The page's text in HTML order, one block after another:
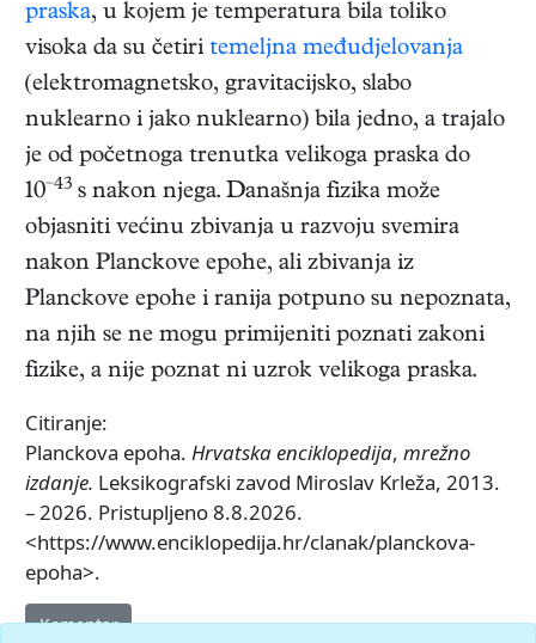
praska, u kojem je temperatura bila toliko
visoka da su četiri temeljna međudjelovanja
(elektromagnetsko, gravitacijsko, slabo
nuklearno i jako nuklearno) bila jedno, a trajalo
je od početnoga trenutka velikoga praska do
10−43 s nakon njega. Današnja fizika može
objasniti većinu zbivanja u razvoju svemira
nakon Planckove epohe, ali zbivanja iz
Planckove epohe i ranija potpuno su nepoznata,
na njih se ne mogu primijeniti poznati zakoni
fizike, a nije poznat ni uzrok velikoga praska.
Citiranje:
Planckova epoha. Hrvatska enciklopedija, mrežno
izdanje. Leksikografski zavod Miroslav Krleža, 2013.
– 2026. Pristupljeno 8.8.2026.
<https://www.enciklopedija.hr/clanak/planckova-
epoha>.
Komentar